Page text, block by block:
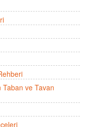
Taban ve Tavan